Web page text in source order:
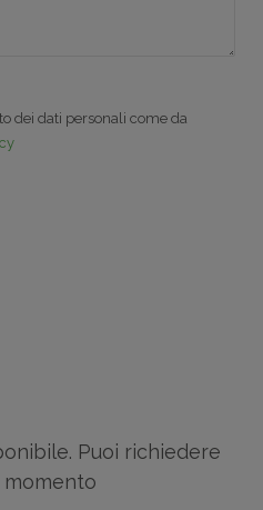
dei dati personali come da
Puoi richiedere
momento